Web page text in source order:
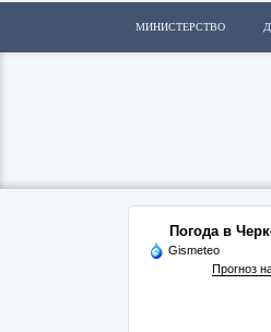
МИНИСТЕРСТВО
Погода в
Gismeteo
Прогноз